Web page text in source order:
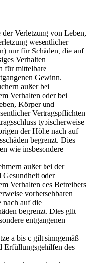
Verletzung von Leben,
wesentlicher
nur für Schäden, die auf
Verhalten
für mittelbare
Gewinn.
außer bei
Verhalten oder bei
Körper und
Vertragspflichten
typischerweise
der Höhe nach auf
begrenzt. Dies
wie insbesondere
außer bei der
oder
Verhalten des Betreibers
vorhersehbaren
nach auf die
begrenzt. Dies gilt
entgangenen
a bis c gilt sinngemäß
Erfüllungsgehilfen des